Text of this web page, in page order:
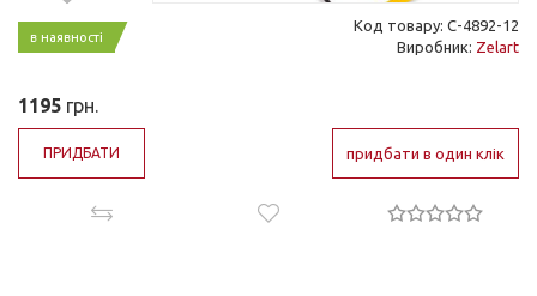
в наявності
Код товару: C-4892-12
Виробник: Zelart
1195 грн.
ПРИДБАТИ придбати в один клік